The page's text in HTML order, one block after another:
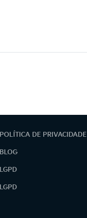
POLÍTICA DE PRIVACIDADE
BLOG
LGPD
LGPD